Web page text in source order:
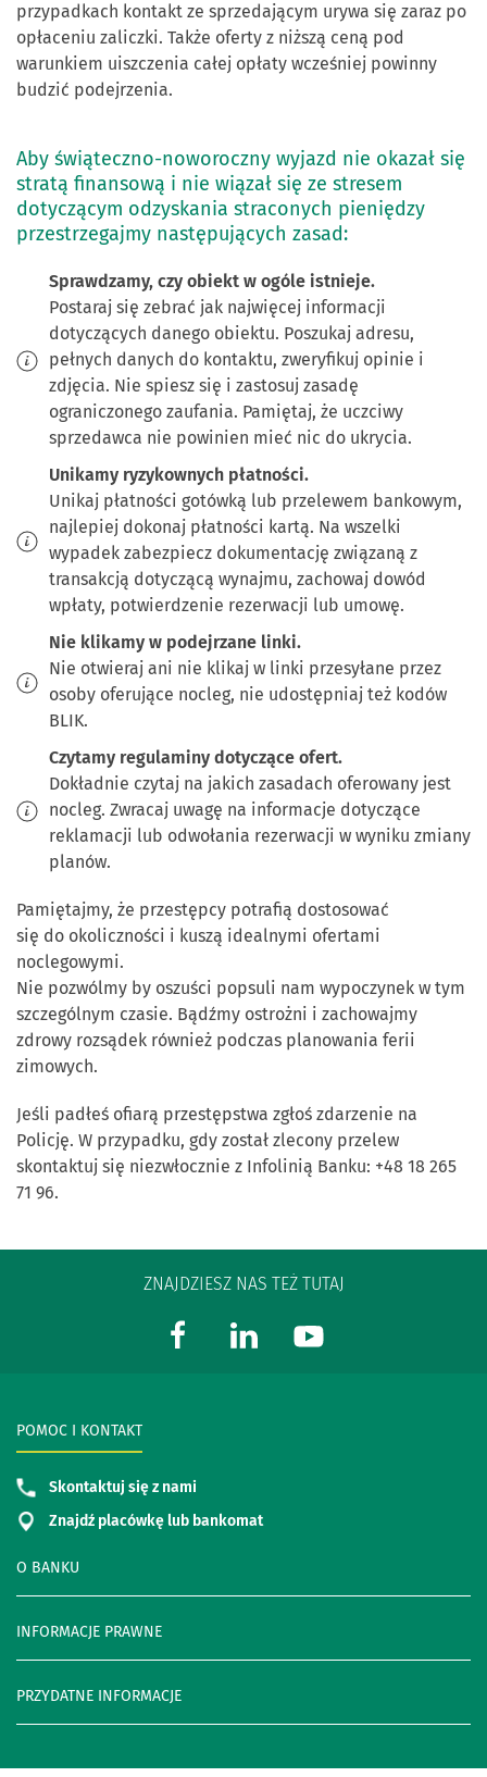
przypadkach kontakt ze sprzedającym urywa się zaraz po
opłaceniu zaliczki. Także oferty z niższą ceną pod
warunkiem uiszczenia całej opłaty wcześniej powinny
budzić podejrzenia.
Aby świąteczno-noworoczny wyjazd nie okazał się
stratą finansową i nie wiązał się ze stresem
dotyczącym odzyskania straconych pieniędzy
przestrzegajmy następujących zasad:
Sprawdzamy, czy obiekt w ogóle istnieje.
Postaraj się zebrać jak najwięcej informacji
dotyczących danego obiektu. Poszukaj adresu,
pełnych danych do kontaktu, zweryfikuj opinie i
zdjęcia. Nie spiesz się i zastosuj zasadę
ograniczonego zaufania. Pamiętaj, że uczciwy
sprzedawca nie powinien mieć nic do ukrycia.
Unikamy ryzykownych płatności.
Unikaj płatności gotówką lub przelewem bankowym,
najlepiej dokonaj płatności kartą. Na wszelki
wypadek zabezpiecz dokumentację związaną z
transakcją dotyczącą wynajmu, zachowaj dowód
wpłaty, potwierdzenie rezerwacji lub umowę.
Nie klikamy w podejrzane linki.
Nie otwieraj ani nie klikaj w linki przesyłane przez
osoby oferujące nocleg, nie udostępniaj też kodów
BLIK.
Czytamy regulaminy dotyczące ofert.
Dokładnie czytaj na jakich zasadach oferowany jest
nocleg. Zwracaj uwagę na informacje dotyczące
reklamacji lub odwołania rezerwacji w wyniku zmiany
planów.
Pamiętajmy, że przestępcy potrafią dostosować
się do okoliczności i kuszą idealnymi ofertami
noclegowymi.
Nie pozwólmy by oszuści popsuli nam wypoczynek w tym
szczególnym czasie. Bądźmy ostrożni i zachowajmy
zdrowy rozsądek również podczas planowania ferii
zimowych.
Jeśli padłeś ofiarą przestępstwa zgłoś zdarzenie na
Policję. W przypadku, gdy został zlecony przelew
skontaktuj się niezwłocznie z Infolinią Banku: +48 18 265
71 96.
ZNAJDZIESZ NAS TEŻ TUTAJ
O BANKU
INFORMACJE PRAWNE
PRZYDATNE INFORMACJE
POMOC I KONTAKT
Skontaktuj się z nami
Znajdź placówkę lub bankomat